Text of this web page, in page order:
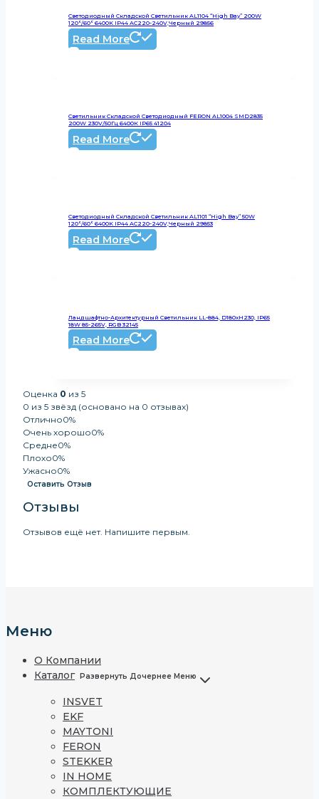
Светодиодный Складской Светильник AL1104 “High Bay” 200W
120°/60° 6400K IP44 AC220-240V,черный 29856
Read More
Светильник Складской Светодиодный FERON AL1004 SMD2835
200W 230V/50Гц 6400К IP65 41204
Read More
Светодиодный Складской Светильник AL1101 “High Bay” 50W
120°/60° 6400K IP44 AC220-240V,черный 29853
Read More
Ландшафтно-Архитектурный Светильник LL-884, D180xH230, IP65
18W 85-265V, RGB 32145
Read More
Оценка 0 из 5
0 из 5 звёзд (основано на 0 отзывах)
Отлично0%
Очень хорошо0%
Средне0%
Плохо0%
Ужасно0%
Оставить Отзыв
Отзывы
Отзывов ещё нет. Напишите первым.
Меню
О Компании
Каталог
Развернуть Дочернее Меню
INSVET
EKF
MAYTONI
FERON
STEKKER
IN HOME
КОМПЛЕКТУЮЩИЕ